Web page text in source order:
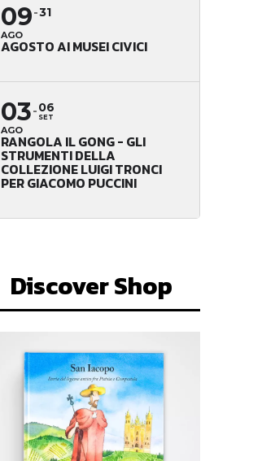
09
AGO
31
AGOSTO AI MUSEI CIVICI
03
AGO
06
SET
RANGOLA IL GONG - GLI
STRUMENTI DELLA
COLLEZIONE LUIGI TRONCI
PER GIACOMO PUCCINI
Discover Shop